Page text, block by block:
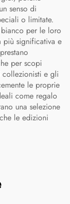
senso di
o limitate.
per le loro
più significativa e
per scopi
e gli
le proprie
come regalo
una selezione
le edizioni